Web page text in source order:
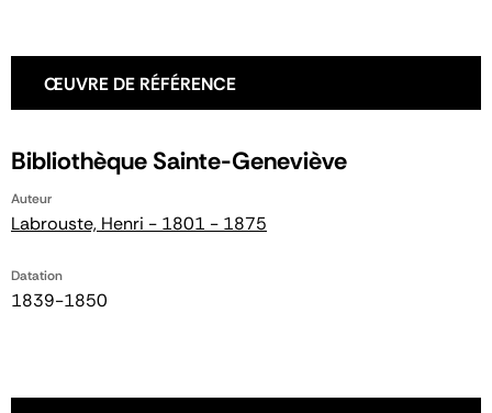
ŒUVRE DE RÉFÉRENCE
Bibliothèque Sainte-Geneviève
Auteur
Labrouste, Henri - 1801 - 1875
Datation
1839-1850